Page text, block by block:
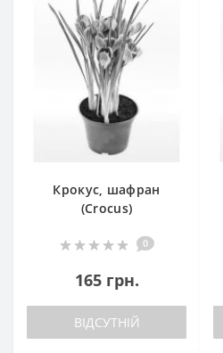
Крокус, шафран
(Crocus)
0
165 грн.
ВІДСУТНІЙ